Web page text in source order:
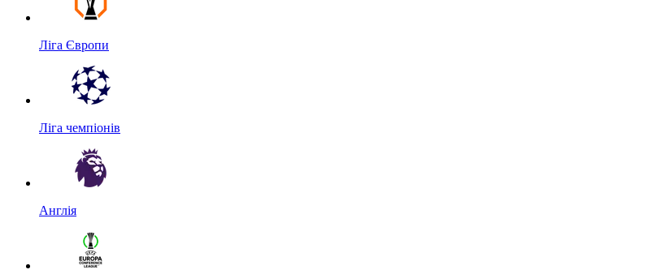
Ліга Європи
Ліга чемпіонів
Англія